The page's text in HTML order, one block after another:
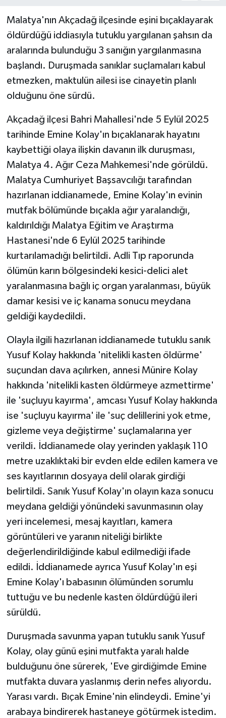
Malatya'nın Akçadağ ilçesinde eşini bıçaklayarak
öldürdüğü iddiasıyla tutuklu yargılanan şahsın da
aralarında bulunduğu 3 sanığın yargılanmasına
başlandı. Duruşmada sanıklar suçlamaları kabul
etmezken, maktulün ailesi ise cinayetin planlı
olduğunu öne sürdü.
Akçadağ ilçesi Bahri Mahallesi'nde 5 Eylül 2025
tarihinde Emine Kolay'ın bıçaklanarak hayatını
kaybettiği olaya ilişkin davanın ilk duruşması,
Malatya 4. Ağır Ceza Mahkemesi'nde görüldü.
Malatya Cumhuriyet Başsavcılığı tarafından
hazırlanan iddianamede, Emine Kolay'ın evinin
mutfak bölümünde bıçakla ağır yaralandığı,
kaldırıldığı Malatya Eğitim ve Araştırma
Hastanesi'nde 6 Eylül 2025 tarihinde
kurtarılamadığı belirtildi. Adli Tıp raporunda
ölümün karın bölgesindeki kesici-delici alet
yaralanmasına bağlı iç organ yaralanması, büyük
damar kesisi ve iç kanama sonucu meydana
geldiği kaydedildi.
Olayla ilgili hazırlanan iddianamede tutuklu sanık
Yusuf Kolay hakkında 'nitelikli kasten öldürme'
suçundan dava açılırken, annesi Münire Kolay
hakkında 'nitelikli kasten öldürmeye azmettirme'
ile 'suçluyu kayırma', amcası Yusuf Kolay hakkında
ise 'suçluyu kayırma' ile 'suç delillerini yok etme,
gizleme veya değiştirme' suçlamalarına yer
verildi. İddianamede olay yerinden yaklaşık 110
metre uzaklıktaki bir evden elde edilen kamera ve
ses kayıtlarının dosyaya delil olarak girdiği
belirtildi. Sanık Yusuf Kolay'ın olayın kaza sonucu
meydana geldiği yönündeki savunmasının olay
yeri incelemesi, mesaj kayıtları, kamera
görüntüleri ve yaranın niteliği birlikte
değerlendirildiğinde kabul edilmediği ifade
edildi. İddianamede ayrıca Yusuf Kolay'ın eşi
Emine Kolay'ı babasının ölümünden sorumlu
tuttuğu ve bu nedenle kasten öldürdüğü ileri
sürüldü.
Duruşmada savunma yapan tutuklu sanık Yusuf
Kolay, olay günü eşini mutfakta yaralı halde
bulduğunu öne sürerek, 'Eve girdiğimde Emine
mutfakta duvara yaslanmış derin nefes alıyordu.
Yarası vardı. Bıçak Emine'nin elindeydi. Emine'yi
arabaya bindirerek hastaneye götürmek istedim.